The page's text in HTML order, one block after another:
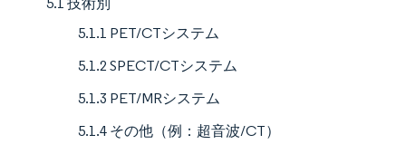
5.1.1 PET/CTシステム
5.1.2 SPECT/CTシステム
5.1.3 PET/MRシステム
5.1.4 その他（例：超音波/CT）